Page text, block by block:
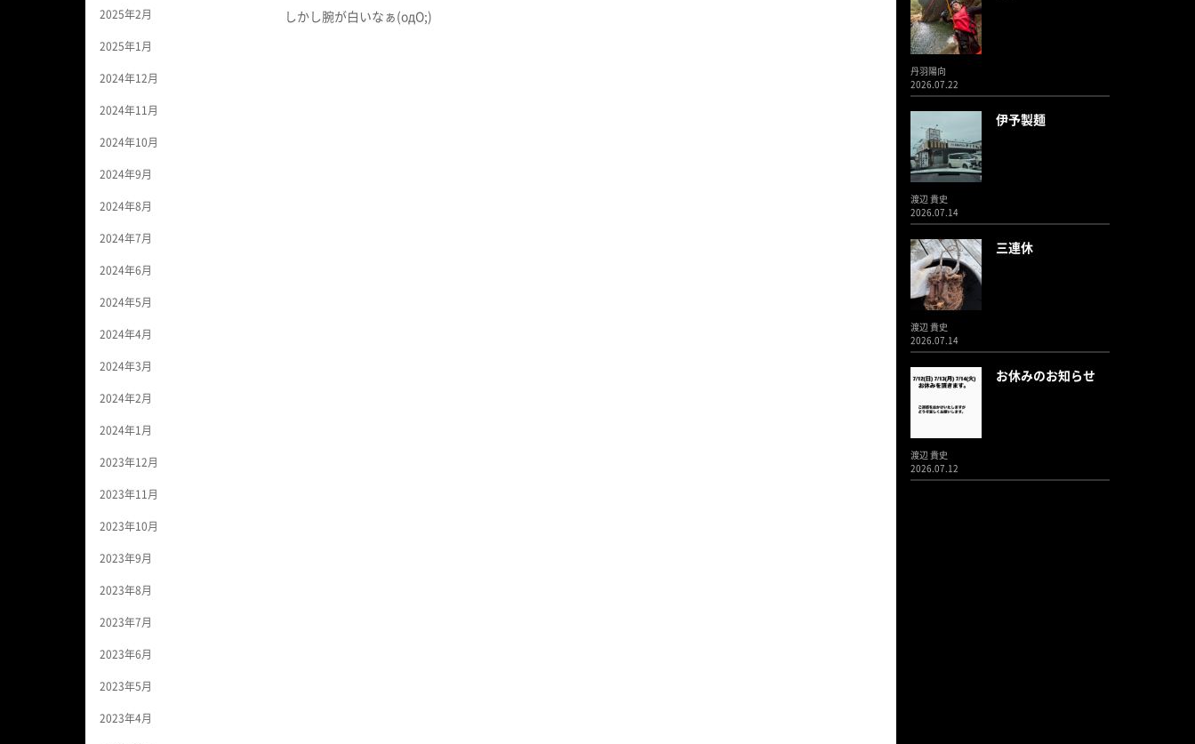
2025年2月
2025年1月
2024年12月
2024年11月
2024年10月
2024年9月
2024年8月
2024年7月
2024年6月
2024年5月
2024年4月
2024年3月
2024年2月
2024年1月
2023年12月
2023年11月
2023年10月
2023年9月
2023年8月
2023年7月
2023年6月
2023年5月
2023年4月
しかし腕が白いなぁ(οдО;)
丹羽陽向
2026.07.22
伊予製麺
渡辺 貴史
2026.07.14
三連休
渡辺 貴史
2026.07.14
お休みのお知らせ
渡辺 貴史
2026.07.12